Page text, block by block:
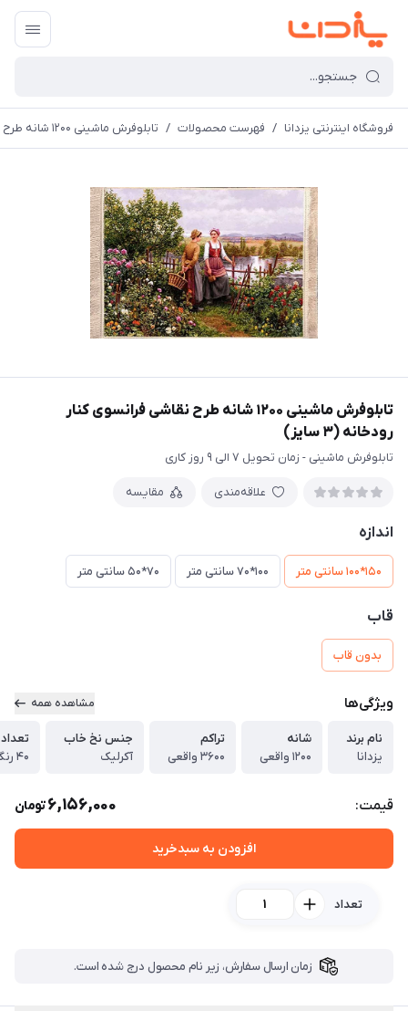
فروشگاه اینترنتی یزدانا / فهرست محصولات / تابلوفرش ماشینی 1200 شانه طرح نقاشی فرانسوی کنار رودخانه (3 سایز)
تابلوفرش ماشینی 1200 شانه طرح نقاشی فرانسوی کنار
رودخانه (3 سایز)
تابلوفرش ماشینی - زمان تحویل 7 الی 9 روز کاری
علاقه‌مندی مقایسه
اندازه
150*100 سانتی متر 100*70 سانتی متر 70*50 سانتی متر
قاب
بدون قاب
ویژگی‌ها مشاهده همه
نام برند
یزدانا
شانه
1200 واقعی
تراکم
3600 واقعی
جنس نخ خاب
آکرلیک
40 رنگ واقعی
قیمت: 6,156,000تومان
افزودن به سبدخرید
تعداد
زمان ارسال سفارش، زیر نام محصول درج شده است.